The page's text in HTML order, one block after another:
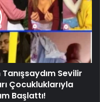
Sevilir
Çocukluklarıyla
Başlattı!